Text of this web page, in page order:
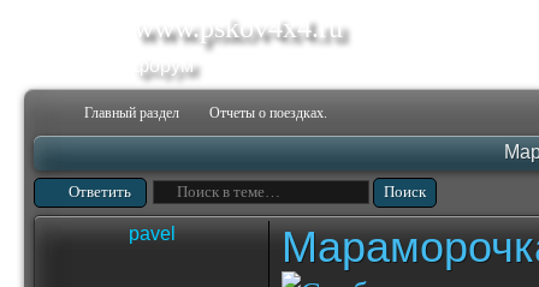
www.pskov4x4.ru
форум
Главный раздел Отчеты о поездках.
Ответить
pavel